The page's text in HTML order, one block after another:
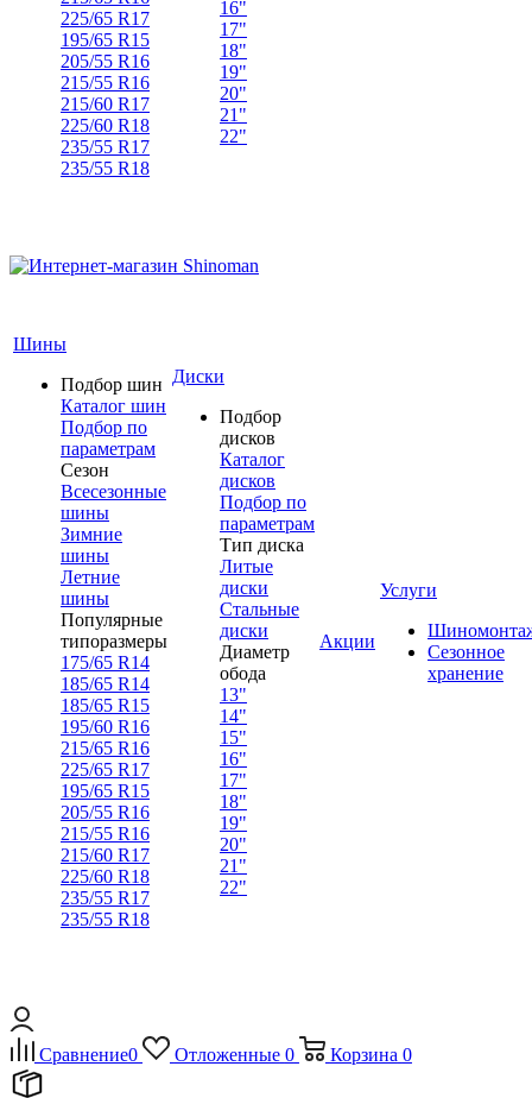
225/65 R17
195/65 R15
205/55 R16
215/55 R16
215/60 R17
225/60 R18
235/55 R17
235/55 R18
16"
17"
18"
19"
20"
21"
22"
Шины
Подбор шин
Каталог шин
Подбор по
параметрам
Сезон
Всесезонные
шины
Зимние
шины
Летние
шины
Популярные
типоразмеры
175/65 R14
185/65 R14
185/65 R15
195/60 R16
215/65 R16
225/65 R17
195/65 R15
205/55 R16
215/55 R16
215/60 R17
225/60 R18
235/55 R17
235/55 R18
Диски
Подбор
дисков
Каталог
дисков
Подбор по
параметрам
Тип диска
Литые
диски
Стальные
диски
Диаметр
обода
13"
14"
15"
16"
17"
18"
19"
20"
21"
22"
Акции
Услуги
Сезонное
хранение
Сравнение0 Отложенные 0 Корзина 0